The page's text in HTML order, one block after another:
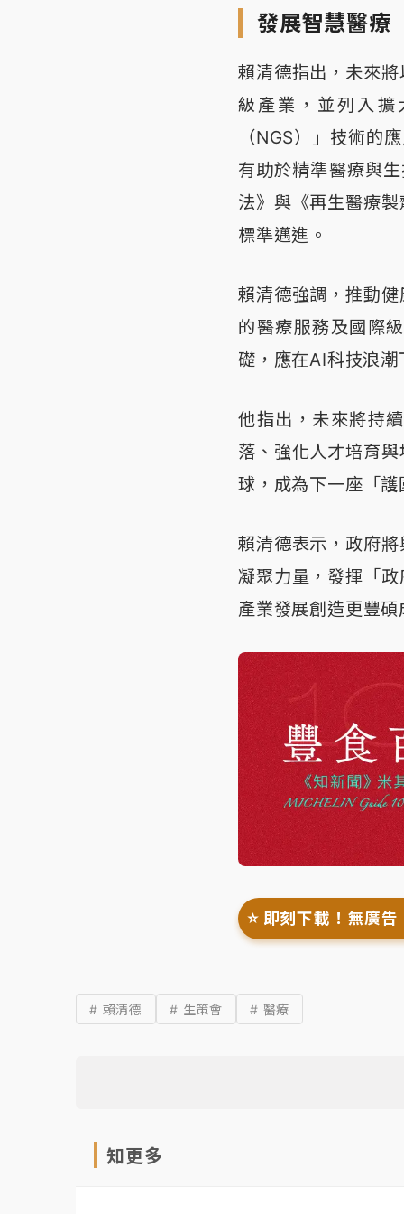
發展智慧醫
賴清德指出，未來
級產業，並列入
（NGS）」技術的
有助於精準醫療與
法》與《再生醫療
標準邁進。
賴清德強調，推動
的醫療服務及國際
礎，應在AI科技浪
他指出，未來將持
落、強化人才培育
球，成為下一座「
賴清德表示，政府
凝聚力量，發揮「
產業發展創造更豐碩
⭐️ 即刻下載！無廣
# 賴清德 # 生策會 # 醫療
知更多